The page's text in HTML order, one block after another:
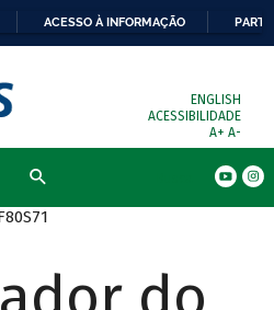
ACESSO À INFORMAÇÃO
ENGLISH
ACESSIBILIDADE
A+ A-